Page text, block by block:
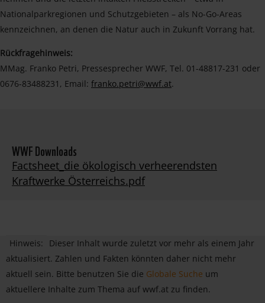
Nationalparkregionen und Schutzgebieten – als No-Go-Areas
kennzeichnen, an denen die Natur auch in Zukunft Vorrang hat.
Rückfragehinweis:
MMag. Franko Petri, Pressesprecher WWF, Tel. 01-48817-231 oder
0676-83488231, Email: franko.petri@wwf.at.
WWF Downloads
Factsheet_die ökologisch verheerendsten
Kraftwerke Österreichs.pdf
Hinweis:
Dieser Inhalt wurde zuletzt vor mehr als einem Jahr
aktualisiert. Zahlen und Fakten könnten daher nicht mehr
aktuell sein. Bitte benutzen Sie die Globale Suche um
aktuellere Inhalte zum Thema auf wwf.at zu finden.